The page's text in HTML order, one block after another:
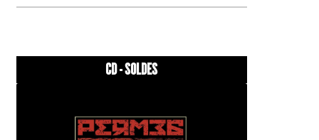
CD - SOLDES